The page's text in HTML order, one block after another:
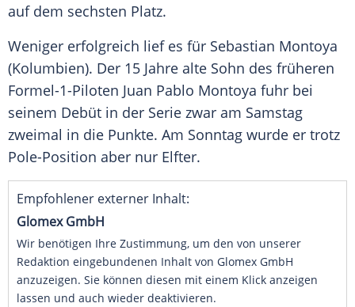
auf dem sechsten Platz.
Weniger erfolgreich lief es für Sebastian Montoya
(Kolumbien). Der 15 Jahre alte Sohn des früheren
Formel-1-Piloten Juan Pablo Montoya fuhr bei
seinem Debüt in der Serie zwar am Samstag
zweimal in die Punkte. Am Sonntag wurde er trotz
Pole-Position aber nur Elfter.
Empfohlener externer Inhalt:
Glomex GmbH
Wir benötigen Ihre Zustimmung, um den von unserer
Redaktion eingebundenen Inhalt von Glomex GmbH
anzuzeigen. Sie können diesen mit einem Klick anzeigen
lassen und auch wieder deaktivieren.